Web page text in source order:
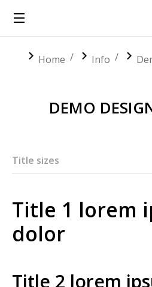
You are here:
Home Info
DEMO
Title sizes
Title 1 lorem
dolor
Title 2 lorem